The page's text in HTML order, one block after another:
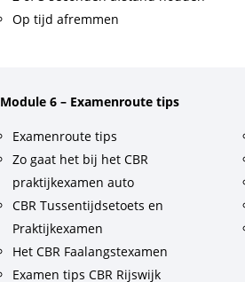
Op tijd afremmen
Module 6 – Examenroute tips
Examenroute tips
Zo gaat het bij het CBR
praktijkexamen auto
CBR Tussentijdsetoets en
Praktijkexamen
Het CBR Faalangstexamen
Examen tips CBR Rijswijk